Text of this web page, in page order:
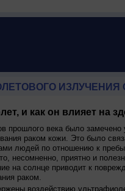
ИЗЛУЧЕНИЯ
и как он влияет на
прошлого века было замечено
раком кожи. Это было
людей по отношению к
несомненно, приятно и
на солнце приводит к
раком.
воздействию